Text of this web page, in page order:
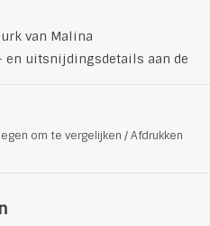
van Malina
uitsnijdingsdetails aan de
om te vergelijken /Afdrukken